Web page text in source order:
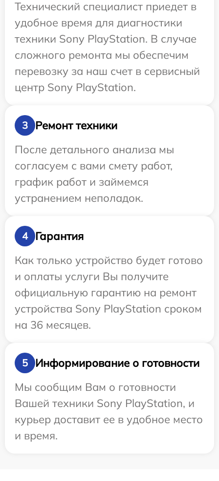
Технический специалист приедет в
удобное время для диагностики
техники Sony PlayStation. В случае
сложного ремонта мы обеспечим
перевозку за наш счет в сервисный
центр Sony PlayStation.
3
Ремонт техники
После детального анализа мы
согласуем с вами смету работ,
график работ и займемся
устранением неполадок.
4
Гарантия
Как только устройство будет готово
и оплаты услуги Вы получите
официальную гарантию на ремонт
устройства Sony PlayStation сроком
на 36 месяцев.
5
Информирование о готовности
Мы сообщим Вам о готовности
Вашей техники Sony PlayStation, и
курьер доставит ее в удобное место
и время.